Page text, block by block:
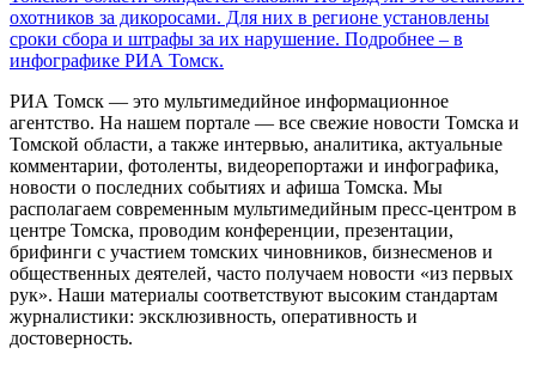
охотников за дикоросами. Для них в регионе установлены
сроки сбора и штрафы за их нарушение. Подробнее – в
инфографике РИА Томск.
РИА Томск — это мультимедийное информационное
агентство. На нашем портале — все свежие новости Томска и
Томской области, а также интервью, аналитика, актуальные
комментарии, фотоленты, видеорепортажи и инфографика,
новости о последних событиях и афиша Томска. Мы
располагаем современным мультимедийным пресс-центром в
центре Томска, проводим конференции, презентации,
брифинги с участием томских чиновников, бизнесменов и
общественных деятелей, часто получаем новости «из первых
рук». Наши материалы соответствуют высоким стандартам
журналистики: эксклюзивность, оперативность и
достоверность.